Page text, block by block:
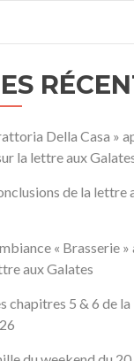
Della Casa »
la lettre aux
de la lettre
« Brasserie
aux Galates
chapitres 5 & 6 de